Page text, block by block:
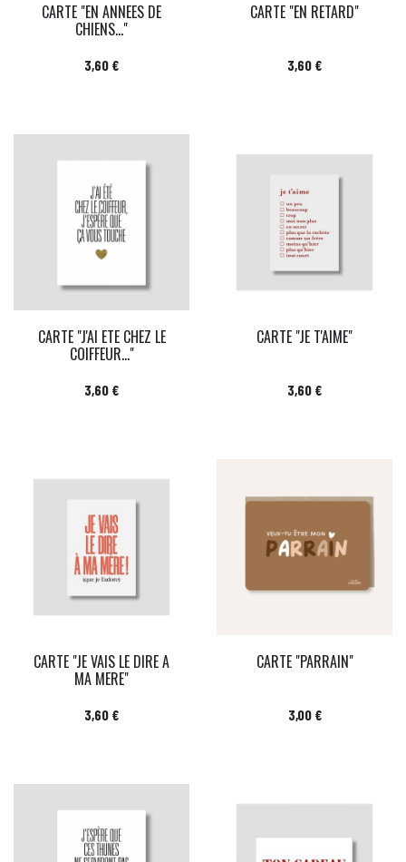
CARTE "EN ANNEES DE
CHIENS..."
Prix
3,60 €
CARTE "EN RETARD"
Prix
3,60 €
CARTE "J'AI ETE CHEZ LE
COIFFEUR..."
Prix
3,60 €
CARTE "JE T'AIME"
Prix
3,60 €
CARTE "JE VAIS LE DIRE A
MA MERE"
Prix
3,60 €
CARTE "PARRAIN"
Prix
3,00 €